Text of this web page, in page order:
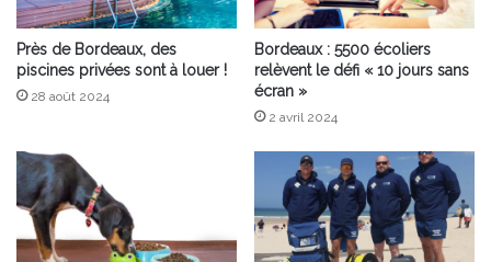
Près de Bordeaux, des
piscines privées sont à louer !
28 août 2024
Bordeaux : 5500 écoliers
relèvent le défi « 10 jours sans
écran »
2 avril 2024